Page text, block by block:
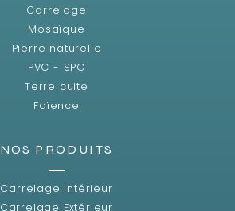
Carrelage
Mosaïque
Pierre naturelle
PVC - SPC
Terre cuite
Faïence
NOS PRODUITS
Carrelage Intérieur
Carrelage Extérieur